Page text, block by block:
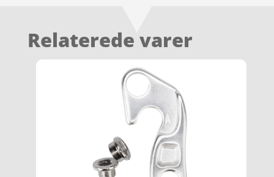
Relaterede varer